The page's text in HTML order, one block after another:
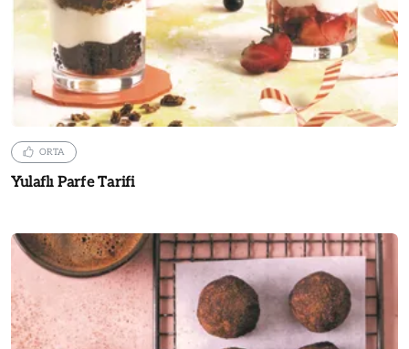
ORTA
Yulaflı Parfe Tarifi